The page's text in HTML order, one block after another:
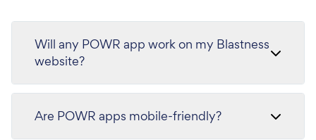
Will any POWR app work on my Blastness
website?
Are POWR apps mobile-friendly?